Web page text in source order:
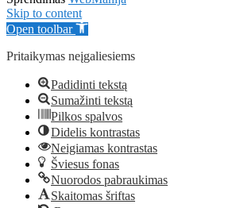
Skip to content
Open toolbar
Pritaikymas neįgaliesiems
Padidinti tekstą
Sumažinti tekstą
Pilkos spalvos
Didelis kontrastas
Neigiamas kontrastas
Šviesus fonas
Nuorodos pabraukimas
Skaitomas šriftas